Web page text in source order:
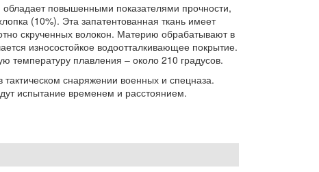
повышенными показателями прочности,
(10%). Эта запатентованная ткань имеет
скрученных волокон. Материю обрабатывают в
износостойкое водоотталкивающее покрытие.
температуру плавления – около 210 градусов.
снаряжении военных и спецназа.
испытание временем и расстоянием.